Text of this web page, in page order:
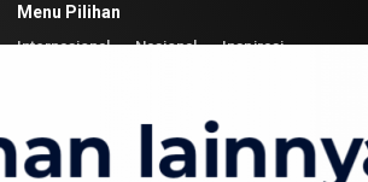
Menu Pilihan
Internasional Nasional Inspirasi
Redaksi Kirim Karya
Copyright © 2026 Analisa. All rights reserved.